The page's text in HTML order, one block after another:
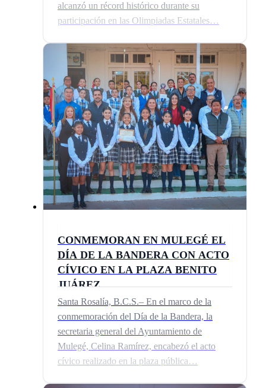
alcanzó un récord histórico durante su
participación en las Olimpiadas Estatales…
CONMEMORAN EN MULEGÉ EL
DÍA DE LA BANDERA CON ACTO
CÍVICO EN LA PLAZA BENITO
JUÁREZ
Santa Rosalía, B.C.S.– En el marco de la
conmemoración del Día de la Bandera, la
secretaria general del Ayuntamiento de
Mulegé, Celina Ramírez, encabezó el acto
cívico realizado en la plaza pública…